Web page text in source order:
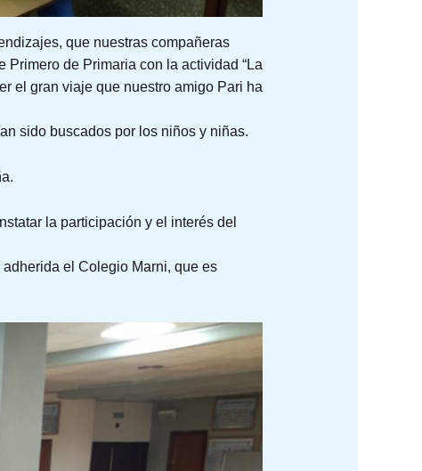
que nuestras compañeras
de Primaria con la actividad “La
el gran viaje que nuestro amigo Pari ha
sido buscados por los niños y niñas.
la participación y el interés del
el Colegio Marni, que es